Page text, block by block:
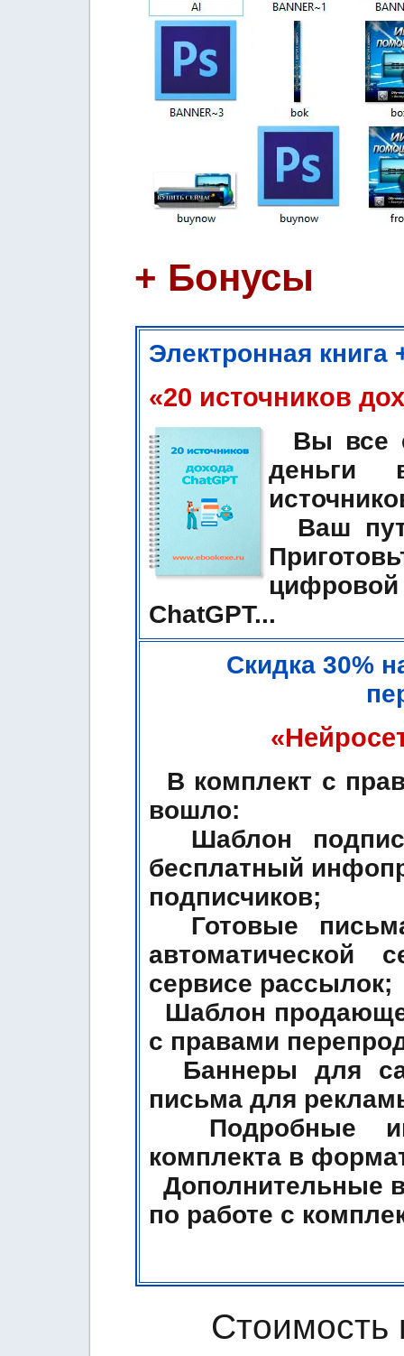
+ Бонусы
Электронная
«20 источников
Вы все
деньги
Ваш
ChatGPT...
Скидка 30%
В комплект с
вошло:
Шаблон
бесплатный
подписчиков;
Готовые
автоматической
сервисе рассылок;
Шаблон
с правами
Баннеры для
письма для
Подробные
комплекта в
Дополнительные
по работе с
Стоимость